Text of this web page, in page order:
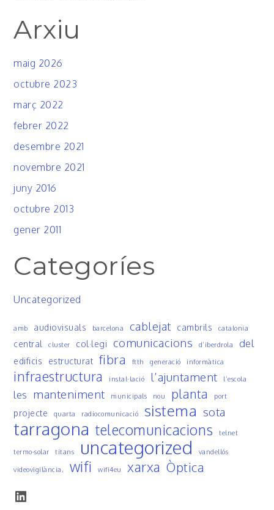
Arxiu
maig 2026
octubre 2023
març 2022
febrer 2022
desembre 2021
novembre 2021
juny 2016
octubre 2013
gener 2011
Categoríes
Uncategorized
amb audiovisuals barcelona cablejat cambrils catalonia
central cluster col·legi comunicacions d’iberdrola del
edificis estructurat fibra ftth generació informàtica
infraestructura instal·lació l’ajuntament l’escola
les manteniment municipals nou planta port
projecte quarta radiocomunicació sistema sota
tarragona telecomunicacions telnet
termo-solar titans uncategorized vandellós
videovigilància, wifi wifi4eu xarxa Òptica
LinkedIn